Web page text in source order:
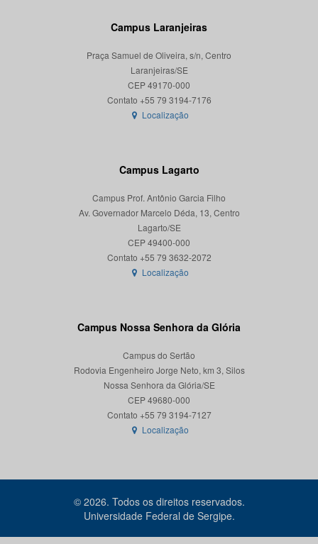
Campus Laranjeiras
Praça Samuel de Oliveira, s/n, Centro
Laranjeiras/SE
CEP 49170-000
Localização
Campus Lagarto
Campus Prof. Antônio Garcia Filho
Av. Governador Marcelo Déda, 13, Centro
Lagarto/SE
CEP 49400-000
Localização
Campus Nossa Senhora da Glória
Campus do Sertão
Rodovia Engenheiro Jorge Neto, km 3, Silos
Nossa Senhora da Glória/SE
CEP 49680-000
Contato +55 79 3194-7127
Localização
© 2026. Todos os direitos reservados.
Universidade Federal de Sergipe.